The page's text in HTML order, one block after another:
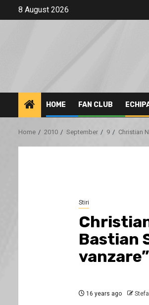
8 August 2026
HOME FAN CLUB
Home 2010 September 9 Christian
Stiri
Bastian
vanzare”
16 years ago